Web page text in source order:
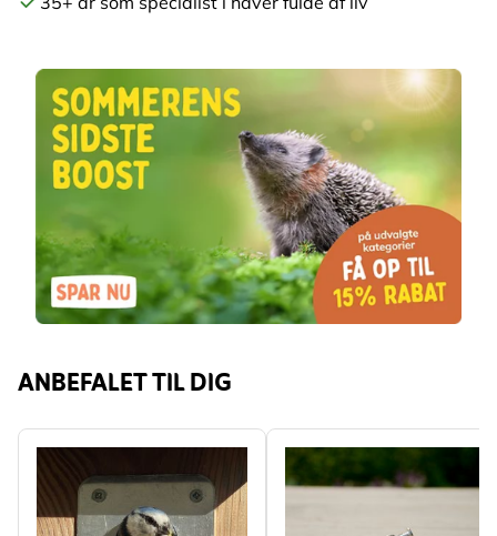
ANBEFALET TIL DIG